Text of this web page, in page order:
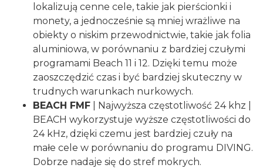
lokalizują cenne cele, takie jak pierścionki i
monety, a jednocześnie są mniej wrażliwe na
obiekty o niskim przewodnictwie, takie jak folia
aluminiowa, w porównaniu z bardziej czułymi
programami Beach 11 i 12. Dzięki temu może
zaoszczędzić czas i być bardziej skuteczny w
trudnych warunkach nurkowych.
BEACH FMF | Najwyższa częstotliwość 24 khz |
BEACH wykorzystuje wyższe częstotliwości do
24 kHz, dzięki czemu jest bardziej czuły na
małe cele w porównaniu do programu DIVING.
Dobrze nadaje się do stref mokrych.